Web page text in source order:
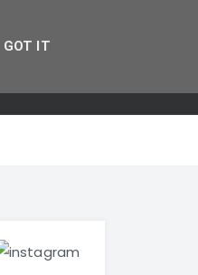
GOT IT